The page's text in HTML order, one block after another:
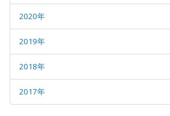
2020年
2019年
2018年
2017年